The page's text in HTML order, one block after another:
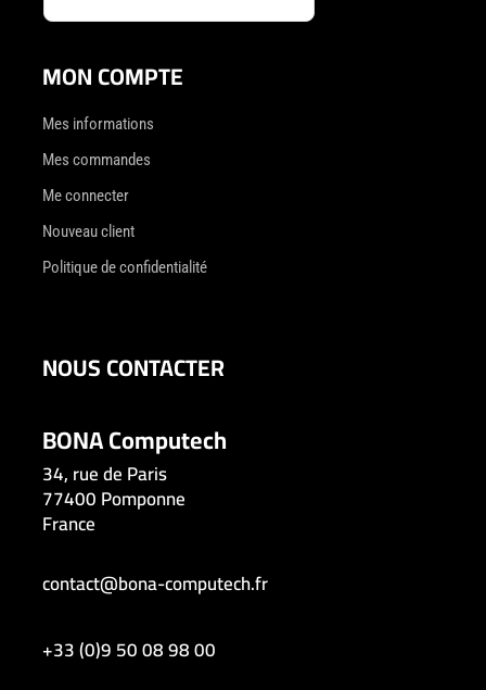
MON COMPTE
Mes informations
Mes commandes
Me connecter
Nouveau client
Politique de confidentialité
NOUS CONTACTER
BONA Computech
34, rue de Paris
77400 Pomponne
France
contact@bona-computech.fr
+33 (0)9 50 08 98 00